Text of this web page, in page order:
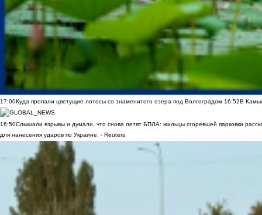
17:00Куда пропали цветущие лотосы со знаменитого озера под Волгоградом 16:52В
16:50Слышали взрывы и думали, что снова летят БПЛА: жильцы сгоревшей парковки
для нанесения ударов по Украине, - Reuters